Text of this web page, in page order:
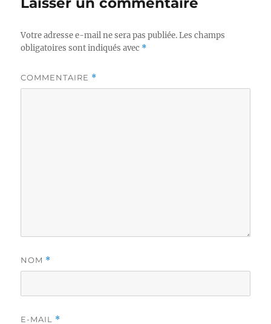
Votre adresse e-mail ne sera pas publiée. Les champs
obligatoires sont indiqués avec *
COMMENTAIRE *
NOM *
E-MAIL *